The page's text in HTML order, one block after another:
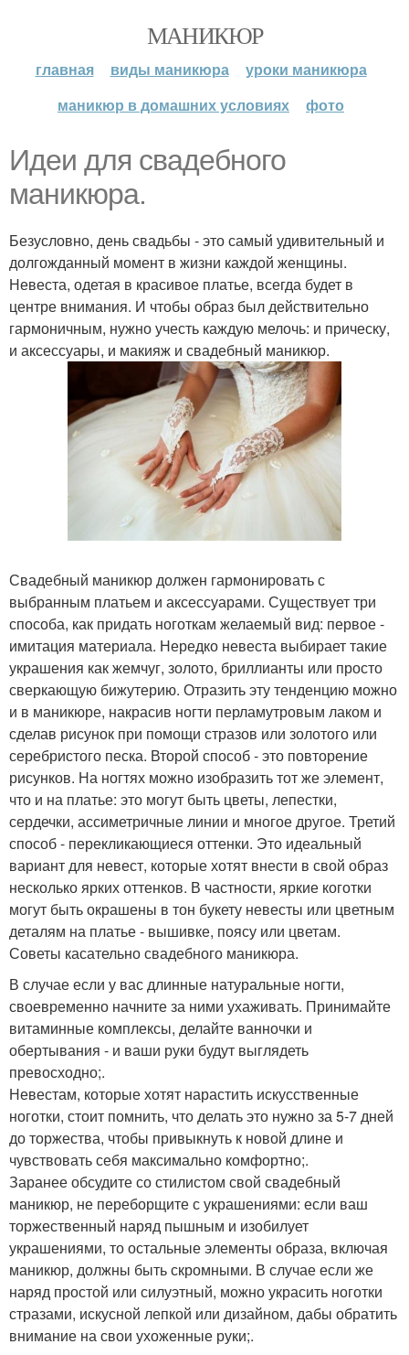
МАНИКЮР
главная виды маникюра
уроки маникюра
маникюр в домашних условиях
фото
Идеи для свадебного
маникюра.
Безусловно, день свадьбы - это самый удивительный и
долгожданный момент в жизни каждой женщины.
Невеста, одетая в красивое платье, всегда будет в
центре внимания. И чтобы образ был действительно
гармоничным, нужно учесть каждую мелочь: и прическу,
и аксессуары, и макияж и свадебный маникюр.
Свадебный маникюр должен гармонировать с
выбранным платьем и аксессуарами. Существует три
способа, как придать ноготкам желаемый вид: первое -
имитация материала. Нередко невеста выбирает такие
украшения как жемчуг, золото, бриллианты или просто
сверкающую бижутерию. Отразить эту тенденцию можно
и в маникюре, накрасив ногти перламутровым лаком и
сделав рисунок при помощи стразов или золотого или
серебристого песка. Второй способ - это повторение
рисунков. На ногтях можно изобразить тот же элемент,
что и на платье: это могут быть цветы, лепестки,
сердечки, ассиметричные линии и многое другое. Третий
способ - перекликающиеся оттенки. Это идеальный
вариант для невест, которые хотят внести в свой образ
несколько ярких оттенков. В частности, яркие коготки
могут быть окрашены в тон букету невесты или цветным
деталям на платье - вышивке, поясу или цветам.
Советы касательно свадебного маникюра.
В случае если у вас длинные натуральные ногти,
своевременно начните за ними ухаживать. Принимайте
витаминные комплексы, делайте ванночки и
обертывания - и ваши руки будут выглядеть
превосходно;.
Невестам, которые хотят нарастить искусственные
ноготки, стоит помнить, что делать это нужно за 5-7 дней
до торжества, чтобы привыкнуть к новой длине и
чувствовать себя максимально комфортно;.
Заранее обсудите со стилистом свой свадебный
маникюр, не переборщите с украшениями: если ваш
торжественный наряд пышным и изобилует
украшениями, то остальные элементы образа, включая
маникюр, должны быть скромными. В случае если же
наряд простой или силуэтный, можно украсить ноготки
стразами, искусной лепкой или дизайном, дабы обратить
внимание на свои ухоженные руки;.